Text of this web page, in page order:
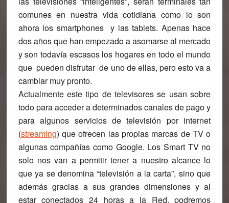
comunes en nuestra vida cotidiana como lo son
ahora los smartphones y las tablets. Apenas hace
dos años que han empezado a asomarse al mercado
y son todavía escasos los hogares en todo el mundo
que pueden disfrutar de uno de ellas, pero esto va a
cambiar muy pronto.
Actualmente este tipo de televisores se usan sobre
todo para acceder a determinados canales de pago y
para algunos servicios de televisión por internet
(streaming) que ofrecen las propias marcas de TV o
algunas compañías como Google. Los Smart TV no
solo nos van a permitir tener a nuestro alcance lo
que ya se denomina “televisión a la carta”, sino que
además gracias a sus grandes dimensiones y al
estar conectados 24 horas a la Red,podremos